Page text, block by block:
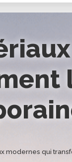
modernes qui